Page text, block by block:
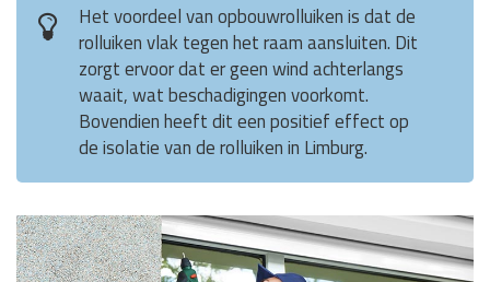
Het voordeel van opbouwrolluiken is dat de
rolluiken vlak tegen het raam aansluiten. Dit
zorgt ervoor dat er geen wind achterlangs
waait, wat beschadigingen voorkomt.
Bovendien heeft dit een positief effect op
de isolatie van de rolluiken in Limburg.